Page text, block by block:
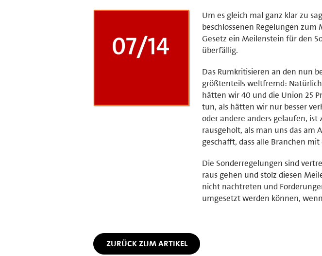
Um es gleich mal ganz klar zu
beschlossenen Regelungen zum
Gesetz ein Meilenstein für den
überfällig.
Das Rumkritisieren an den nun
größtenteils weltfremd:
hätten wir 40 und die Union 25
tun, als hätten wir nur besser
oder andere anders gelaufen,
rausgeholt, als man uns das am
geschafft, dass alle Branchen mit
Die Sonderregelungen sind
raus gehen und stolz diesen
nicht nachtreten und
umgesetzt werden können,
ZURÜCK ZUM ARTIKEL